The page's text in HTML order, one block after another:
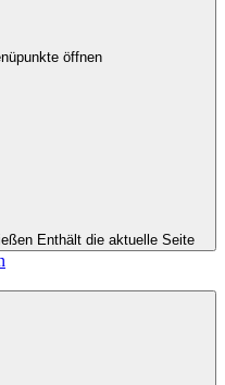
öffnen
Enthält die aktuelle Seite